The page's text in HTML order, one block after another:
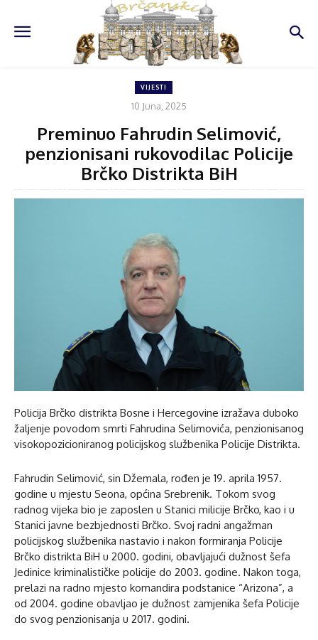
VIJESTI
10 Juna, 2025
Preminuo Fahrudin Selimović,
penzionisani rukovodilac Policije
Brčko Distrikta BiH
Policija Brčko distrikta Bosne i Hercegovine izražava duboko
žaljenje povodom smrti Fahrudina Selimovića, penzionisanog
visokopozicioniranog policijskog službenika Policije Distrikta.
Fahrudin Selimović, sin Džemala, rođen je 19. aprila 1957.
godine u mjestu Seona, općina Srebrenik. Tokom svog
radnog vijeka bio je zaposlen u Stanici milicije Brčko, kao i u
Stanici javne bezbjednosti Brčko. Svoj radni angažman
policijskog službenika nastavio i nakon formiranja Policije
Brčko distrikta BiH u 2000. godini, obavljajući dužnost šefa
Jedinice kriminalističke policije do 2003. godine. Nakon toga,
prelazi na radno mjesto komandira podstanice “Arizona”, a
od 2004. godine obavljao je dužnost zamjenika šefa Policije
do svog penzionisanja u 2017. godini.